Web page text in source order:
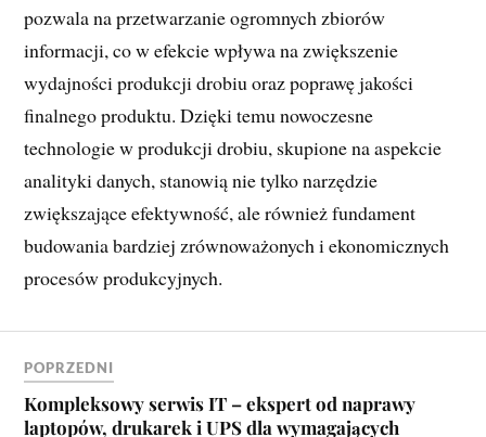
pozwala na przetwarzanie ogromnych zbiorów
informacji, co w efekcie wpływa na zwiększenie
wydajności produkcji drobiu oraz poprawę jakości
finalnego produktu. Dzięki temu nowoczesne
technologie w produkcji drobiu, skupione na aspekcie
analityki danych, stanowią nie tylko narzędzie
zwiększające efektywność, ale również fundament
budowania bardziej zrównoważonych i ekonomicznych
procesów produkcyjnych.
POPRZEDNI
Kompleksowy serwis IT – ekspert od naprawy
laptopów, drukarek i UPS dla wymagających